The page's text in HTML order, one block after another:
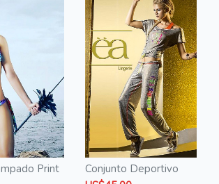
Print
Conjunto Deportivo